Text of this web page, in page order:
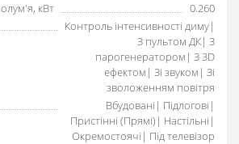
кВт
0.260
Контроль інтенсивності диму|
З пультом ДК| З
парогенератором| З 3D
ефектом| Зі звуком| Зі
зволоженням повітря
Вбудовані| Підлогові|
Пристінні (Прямі)| Настільні|
Окремостоячі| Під телевізор